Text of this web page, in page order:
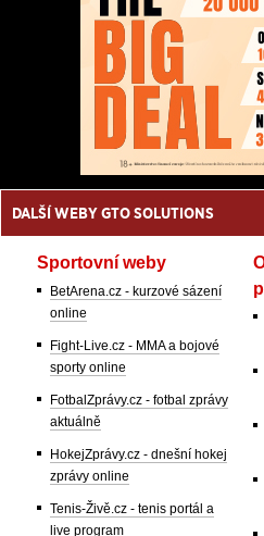
DALŠÍ WEBY GTO SOLUTIONS
Sportovní weby
BetArena.cz - kurzové sázení
online
Fight-Live.cz - MMA a bojové
sporty online
FotbalZprávy.cz - fotbal zprávy
aktuálně
HokejZprávy.cz - dnešní hokej
zprávy online
Tenis-Živě.cz - tenis portál a
live program